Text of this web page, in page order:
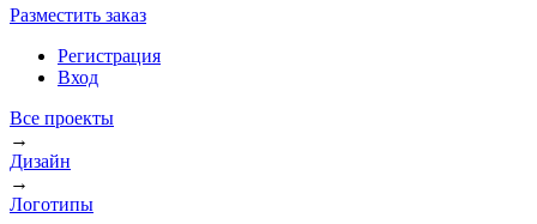
Разместить заказ
Регистрация
Вход
Все проекты
→
Дизайн
→
Логотипы